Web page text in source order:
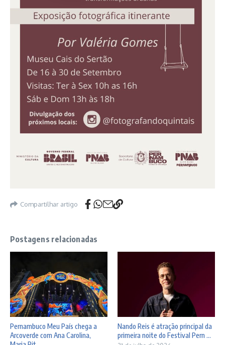
Compartilhar artigo
Postagens relacionadas
Pernambuco Meu País chega a
Arcoverde com Ana Carolina,
Nando Reis é atração principal da
primeira noite do Festival Pern ...